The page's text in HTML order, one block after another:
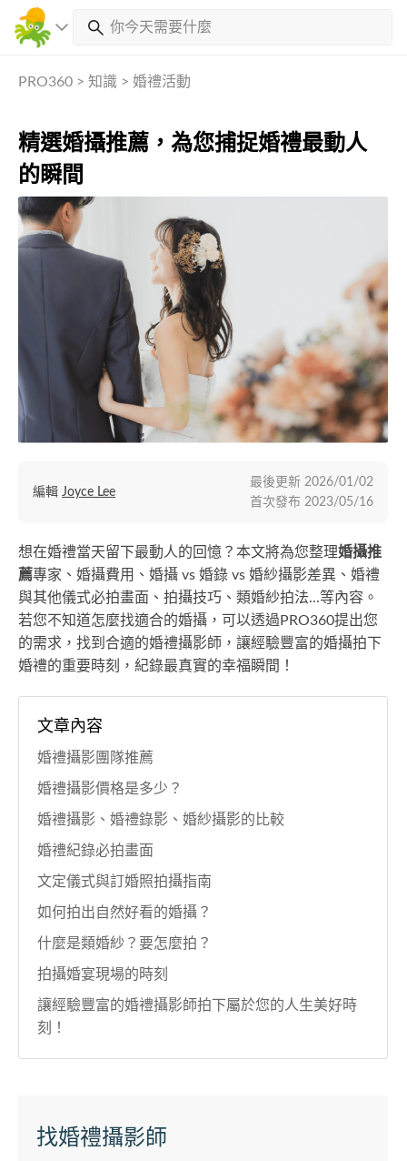
PRO360 > 知識 > 婚禮活動
精選婚攝推薦，為您捕捉婚禮最動人
的瞬間
想在婚禮當天留下最動人的回憶？本文將為您整理婚攝推
薦專家、婚攝費用、婚攝 vs 婚錄 vs 婚紗攝影差異、婚禮
與其他儀式必拍畫面、拍攝技巧、類婚紗拍法...等內容。
若您不知道怎麼找適合的婚攝，可以透過PRO360提出您
的需求，找到合適的婚禮攝影師，讓經驗豐富的婚攝拍下
婚禮的重要時刻，紀錄最真實的幸福瞬間！
編輯 Joyce Lee
最後更新 2026/01/02
首次發布 2023/05/16
文章內容
婚禮攝影團隊推薦
婚禮攝影價格是多少？
婚禮攝影、婚禮錄影、婚紗攝影的比較
婚禮紀錄必拍畫面
文定儀式與訂婚照拍攝指南
如何拍出自然好看的婚攝？
什麼是類婚紗？要怎麼拍？
拍攝婚宴現場的時刻
讓經驗豐富的婚禮攝影師拍下屬於您的人生美好時
刻！
找婚禮攝影師